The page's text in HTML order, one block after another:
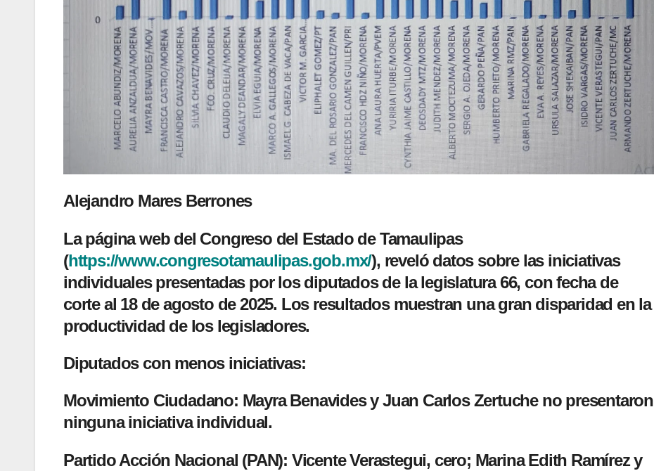
Alejandro Mares Berrones
La página web del Congreso del Estado de Tamaulipas
(https://www.congresotamaulipas.gob.mx/), reveló datos sobre las iniciativas
individuales presentadas por los diputados de la legislatura 66, con fecha de
corte al 18 de agosto de 2025. Los resultados muestran una gran disparidad en la
productividad de los legisladores.
Diputados con menos iniciativas:
Movimiento Ciudadano: Mayra Benavides y Juan Carlos Zertuche no presentaron
ninguna iniciativa individual.
Partido Acción Nacional (PAN): Vicente Verastegui, cero; Marina Edith Ramírez y